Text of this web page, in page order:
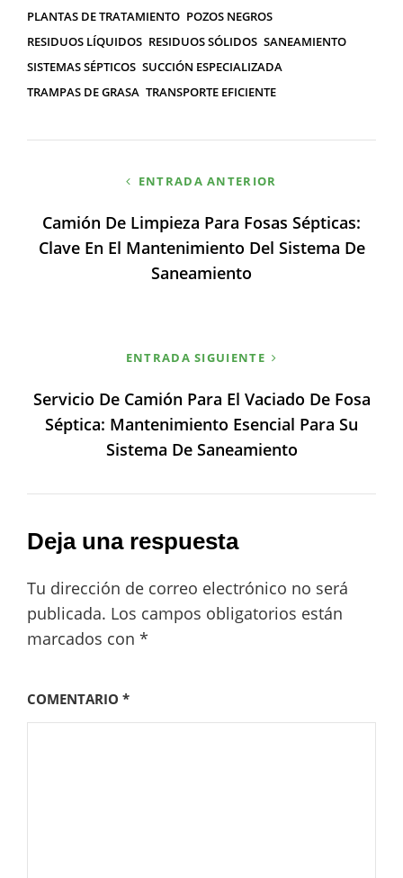
PLANTAS DE TRATAMIENTO POZOS NEGROS
RESIDUOS LÍQUIDOS RESIDUOS SÓLIDOS SANEAMIENTO
SISTEMAS SÉPTICOS SUCCIÓN ESPECIALIZADA
TRAMPAS DE GRASA TRANSPORTE EFICIENTE
entradas
ENTRADA ANTERIOR
Camión De Limpieza Para Fosas Sépticas:
Clave En El Mantenimiento Del Sistema De
Saneamiento
ENTRADA SIGUIENTE
Servicio De Camión Para El Vaciado De Fosa
Séptica: Mantenimiento Esencial Para Su
Sistema De Saneamiento
Deja una respuesta
Tu dirección de correo electrónico no será
publicada. Los campos obligatorios están
marcados con *
COMENTARIO *